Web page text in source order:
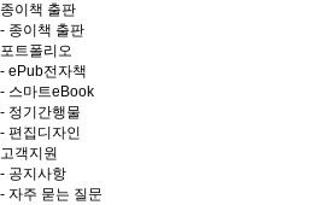
종이책 출판
- 종이책 출판
포트폴리오
- ePub전자책
- 스마트eBook
- 정기간행물
- 편집디자인
고객지원
- 공지사항
- 자주 묻는 질문